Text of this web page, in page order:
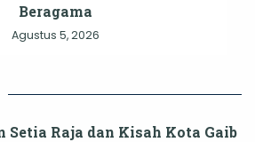
Beragama
Agustus 5, 2026
Setia Raja dan Kisah Kota Gaib